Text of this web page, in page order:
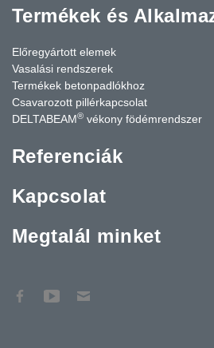
Termékek és
Előregyártott elemek
Vasalási rendszerek
Termékek betonpadlókhoz
Csavarozott pillérkapcsolat
DELTABEAM® vékony födémrendszer
Referenciák
Kapcsolat
Megtalál minket